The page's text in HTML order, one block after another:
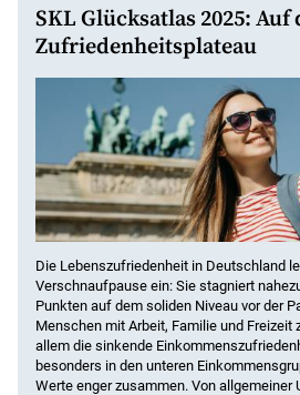
SKL Glücksatlas 2025: Auf
Zufriedenheitsplateau
Die Lebenszufriedenheit in Deutschland
Verschnaufpause ein: Sie stagniert
Punkten auf dem soliden Niveau vor der
Menschen mit Arbeit, Familie und Freizeit
allem die sinkende
besonders in den unteren
Werte enger zusammen. Von allgemeiner